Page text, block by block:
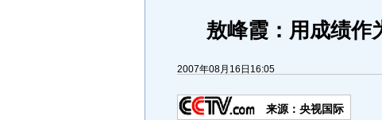
敖峰霞：用成绩作
2007年08月16日16:05
来源：央视国际